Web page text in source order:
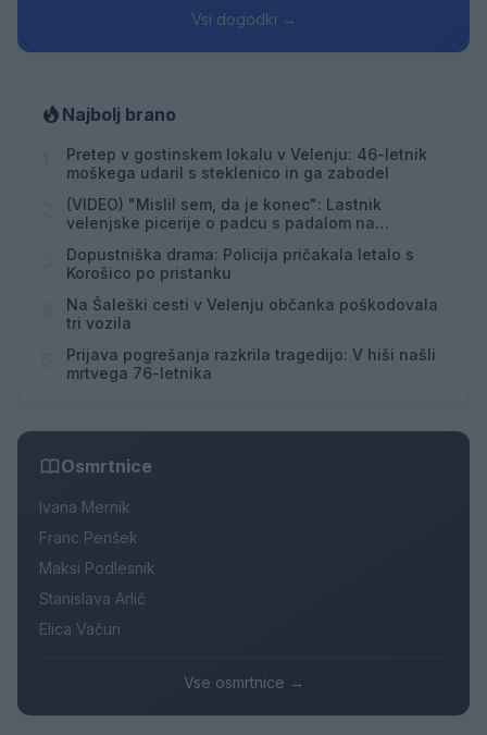
Vsi dogodki →
Najbolj brano
Pretep v gostinskem lokalu v Velenju: 46-letnik
moškega udaril s steklenico in ga zabodel
(VIDEO) "Mislil sem, da je konec": Lastnik
velenjske picerije o padcu s padalom na
Dopustniška drama: Policija pričakala letalo s
Korošico po pristanku
Na Šaleški cesti v Velenju občanka poškodovala
tri vozila
Prijava pogrešanja razkrila tragedijo: V hiši našli
mrtvega 76-letnika
Osmrtnice
Ivana Mernik
Franc Penšek
Maksi Podlesnik
Stanislava Arlič
Elica Vačun
Vse osmrtnice →